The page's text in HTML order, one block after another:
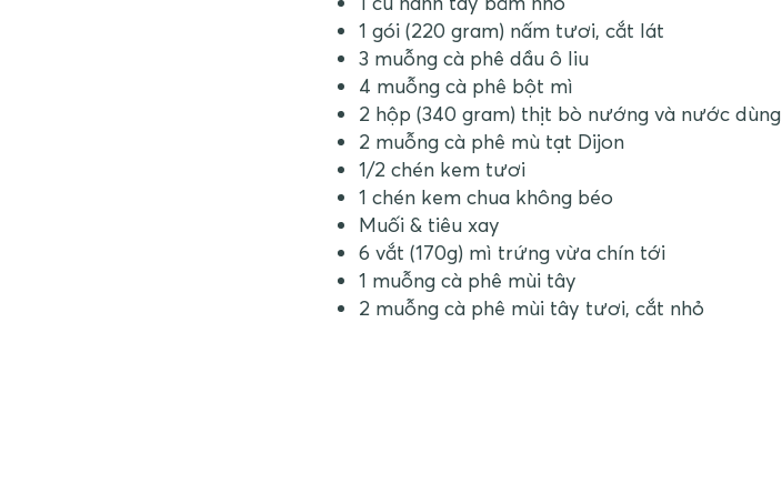
1 gói (220 gram) nấm tươi, cắt lát
3 muỗng cà phê dầu ô liu
4 muỗng cà phê bột mì
2 hộp (340 gram) thịt bò nướng và nước dùng
2 muỗng cà phê mù tạt Dijon
1/2 chén kem tươi
1 chén kem chua không béo
Muối & tiêu xay
6 vắt (170g) mì trứng vừa chín tới
1 muỗng cà phê mùi tây
2 muỗng cà phê mùi tây tươi, cắt nhỏ